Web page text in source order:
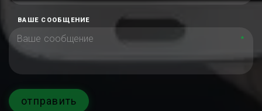
ВАШЕ СООБЩЕНИЕ
*
отправить